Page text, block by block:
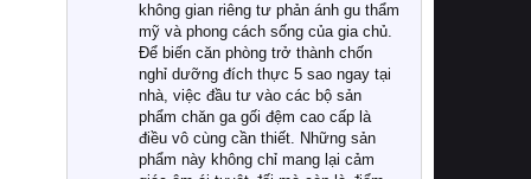
không gian riêng tư phản ánh gu thẩm
mỹ và phong cách sống của gia chủ.
Để biến căn phòng trở thành chốn
nghỉ dưỡng đích thực 5 sao ngay tại
nhà, việc đầu tư vào các bộ sản
phẩm chăn ga gối đệm cao cấp là
điều vô cùng cần thiết. Những sản
phẩm này không chỉ mang lại cảm